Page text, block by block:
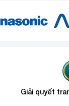
Giải quyết